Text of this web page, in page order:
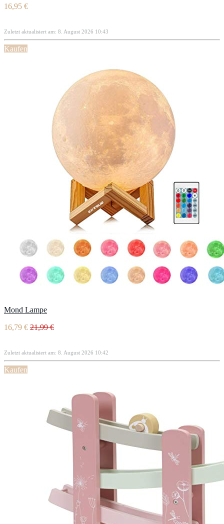
16,95 €
Zuletzt aktualisiert am: 8. August 2026 10:43
Kaufen
Mond Lampe
16,79 € 21,99 €
Zuletzt aktualisiert am: 8. August 2026 10:42
Kaufen